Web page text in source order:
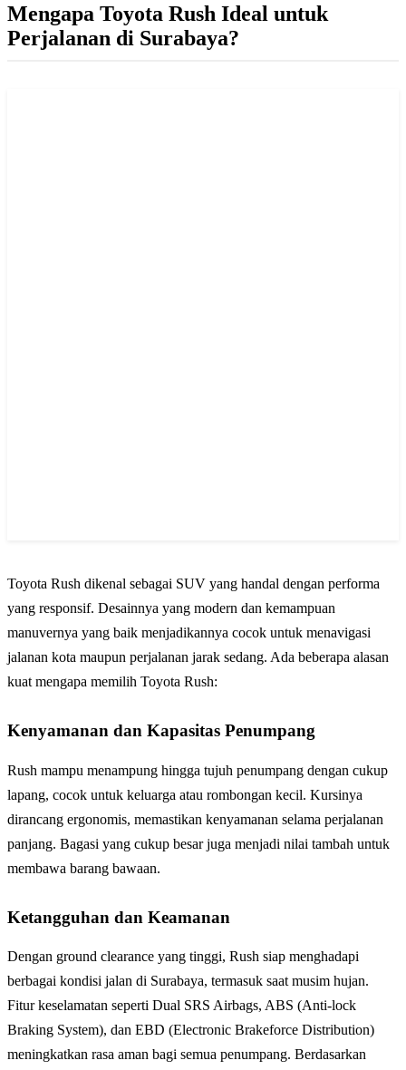
Mengapa Toyota Rush Ideal untuk
Perjalanan di Surabaya?
Toyota Rush dikenal sebagai SUV yang handal dengan performa
yang responsif. Desainnya yang modern dan kemampuan
manuvernya yang baik menjadikannya cocok untuk menavigasi
jalanan kota maupun perjalanan jarak sedang. Ada beberapa alasan
kuat mengapa memilih Toyota Rush:
Kenyamanan dan Kapasitas Penumpang
Rush mampu menampung hingga tujuh penumpang dengan cukup
lapang, cocok untuk keluarga atau rombongan kecil. Kursinya
dirancang ergonomis, memastikan kenyamanan selama perjalanan
panjang. Bagasi yang cukup besar juga menjadi nilai tambah untuk
membawa barang bawaan.
Ketangguhan dan Keamanan
Dengan ground clearance yang tinggi, Rush siap menghadapi
berbagai kondisi jalan di Surabaya, termasuk saat musim hujan.
Fitur keselamatan seperti Dual SRS Airbags, ABS (Anti-lock
Braking System), dan EBD (Electronic Brakeforce Distribution)
meningkatkan rasa aman bagi semua penumpang. Berdasarkan